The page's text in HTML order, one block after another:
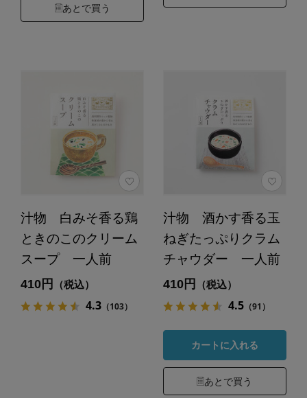
あとで買う
汁物 白みそ香る鶏
ときのこのクリーム
スープ 一人前
410円 （税込）
4.3（103）
汁物 酒かす香る玉
ねぎたっぷりクラム
チャウダー 一人前
410円 （税込）
4.5（91）
カートに入れる
あとで買う